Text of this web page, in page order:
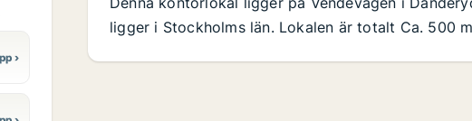
ligger i Stockholms län. Lokalen är totalt Ca. 500